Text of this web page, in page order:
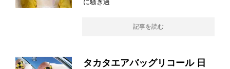
に騒ぎ過
記事を読む
タカタエアバッグリコール 日